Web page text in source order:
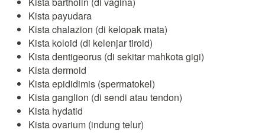
Kista payudara
Kista chalazion (di kelopak mata)
Kista koloid (di kelenjar tiroid)
Kista dentigeorus (di sekitar mahkota gigi)
Kista dermoid
Kista epididimis (spermatokel)
Kista ganglion (di sendi atau tendon)
Kista hydatid
Kista ovarium (indung telur)